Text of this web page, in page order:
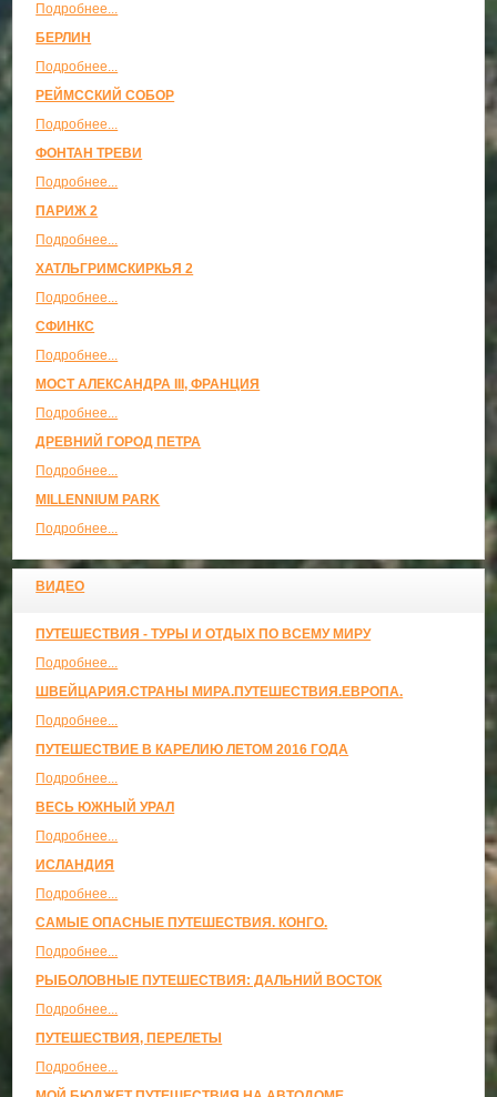
Подробнее...
БЕРЛИН
Подробнее...
РЕЙМССКИЙ СОБОР
Подробнее...
ФОНТАН ТРЕВИ
Подробнее...
ПАРИЖ 2
Подробнее...
ХАТЛЬГРИМСКИРКЬЯ 2
Подробнее...
СФИНКС
Подробнее...
МОСТ АЛЕКСАНДРА III, ФРАНЦИЯ
Подробнее...
ДРЕВНИЙ ГОРОД ПЕТРА
Подробнее...
MILLENNIUM PARK
Подробнее...
ВИДЕО
ПУТЕШЕСТВИЯ - ТУРЫ И ОТДЫХ ПО ВСЕМУ МИРУ
Подробнее...
ШВЕЙЦАРИЯ.СТРАНЫ МИРА.ПУТЕШЕСТВИЯ.ЕВРОПА.
Подробнее...
ПУТЕШЕСТВИЕ В КАРЕЛИЮ ЛЕТОМ 2016 ГОДА
Подробнее...
ВЕСЬ ЮЖНЫЙ УРАЛ
Подробнее...
ИСЛАНДИЯ
Подробнее...
САМЫЕ ОПАСНЫЕ ПУТЕШЕСТВИЯ. КОНГО.
Подробнее...
РЫБОЛОВНЫЕ ПУТЕШЕСТВИЯ: ДАЛЬНИЙ ВОСТОК
Подробнее...
ПУТЕШЕСТВИЯ, ПЕРЕЛЕТЫ
Подробнее...